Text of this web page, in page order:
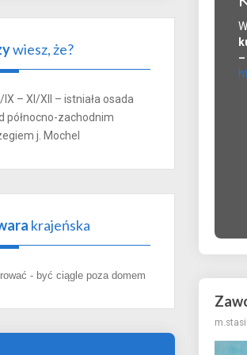
wiesz, że?
IX – XI/XII – istniała osada
północno-zachodnim
j. Mochel
krajeńska
- być ciągle poza domem